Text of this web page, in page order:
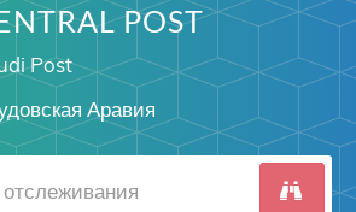
POST
Post
Аравия